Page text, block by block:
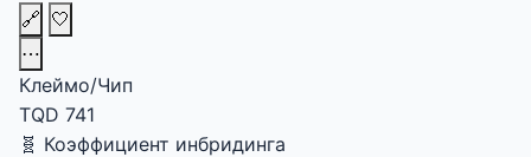
🔗 🤍
⋯
Клеймо/Чип
TQD 741
🧬 Коэффициент инбридинга